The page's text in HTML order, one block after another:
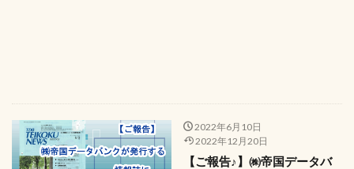
2022年6月10日
2022年12月20日
【ご報告♪】㈱帝国データバ